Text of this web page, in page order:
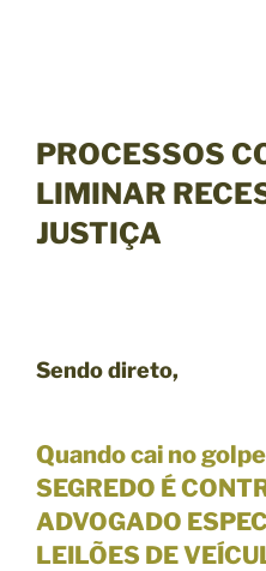
PROCESSOS
LIMINAR
JUSTIÇA
Sendo direto,
Quando cai no
SEGREDO É
ADVOGADO
LEILÕES DE